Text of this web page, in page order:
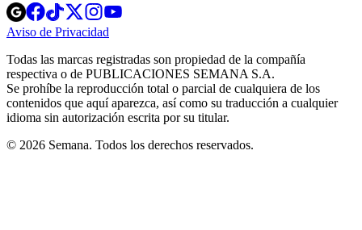
Opens
in
new
Opens
in
new
Opens
in
new
window
Opens
new
windowwindow
Aviso de Privacidad
new
window
Todas las marcas registradas son propiedad de la compañía
respectiva o de PUBLICACIONES SEMANA S.A.
Se prohíbe la reproducción total o parcial de cualquiera de los
contenidos que aquí aparezca, así como su traducción a cualquier
idioma sin autorización escrita por su titular.
© 2026 Semana. Todos los derechos reservados.